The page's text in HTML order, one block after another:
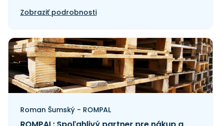
Zobraziť podrobnosti
Roman Šumský - ROMPAL